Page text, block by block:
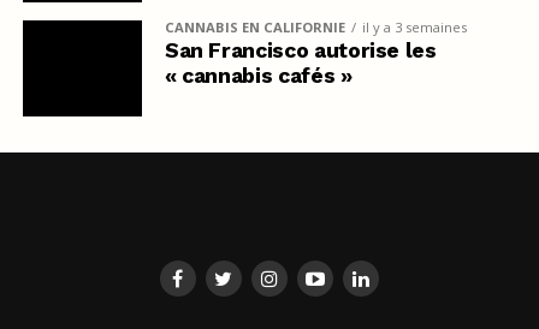
CANNABIS EN CALIFORNIE il y a 3 semaines
San Francisco autorise les
« cannabis cafés »